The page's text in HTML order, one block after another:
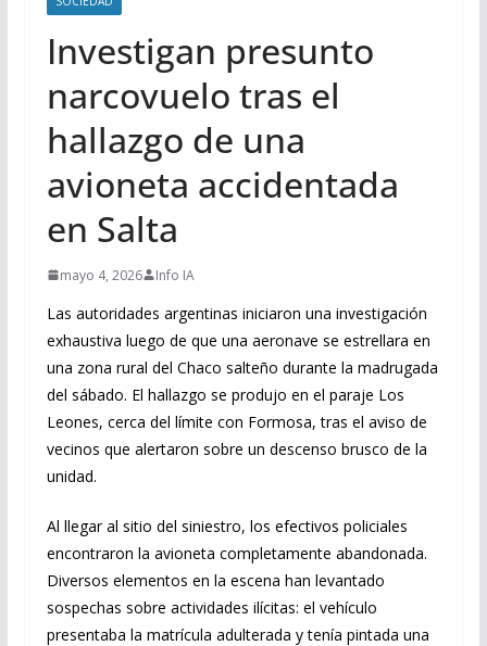
Investigan presunto
narcovuelo tras el
hallazgo de una
avioneta accidentada
en Salta
mayo 4, 2026 Info IA
Las autoridades argentinas iniciaron una investigación
exhaustiva luego de que una aeronave se estrellara en
una zona rural del Chaco salteño durante la madrugada
del sábado. El hallazgo se produjo en el paraje Los
Leones, cerca del límite con Formosa, tras el aviso de
vecinos que alertaron sobre un descenso brusco de la
unidad.
Al llegar al sitio del siniestro, los efectivos policiales
encontraron la avioneta completamente abandonada.
Diversos elementos en la escena han levantado
sospechas sobre actividades ilícitas: el vehículo
presentaba la matrícula adulterada y tenía pintada una